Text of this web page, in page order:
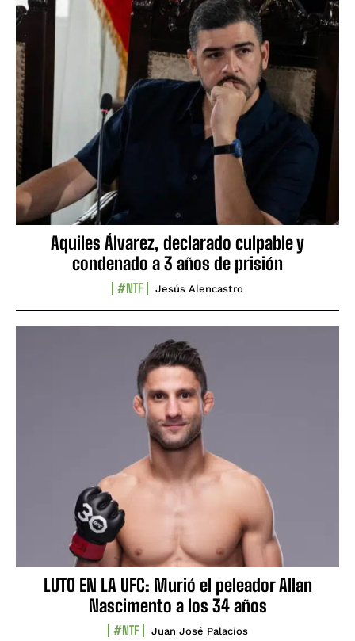
Aquiles Álvarez, declarado culpable y
condenado a 3 años de prisión
#NTF Jesús Alencastro
LUTO EN LA UFC: Murió el peleador Allan
Nascimento a los 34 años
#NTF Juan José Palacios